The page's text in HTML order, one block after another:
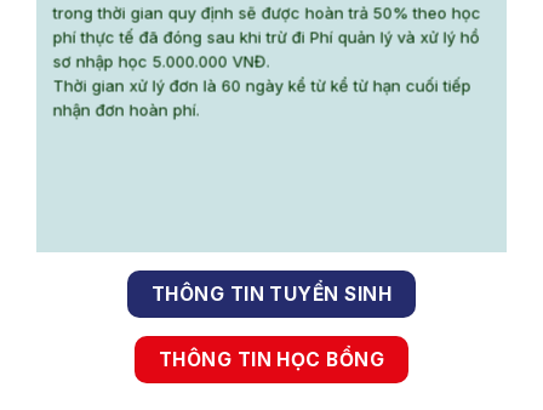
trong thời gian quy định sẽ được hoàn trả 50% theo học
phí thực tế đã đóng sau khi trừ đi Phí quản lý và xử lý hồ
sơ nhập học 5.000.000 VNĐ.
Thời gian xử lý đơn là 60 ngày kể từ kể từ hạn cuối tiếp
nhận đơn hoàn phí.
THÔNG TIN TUYỂN SINH
THÔNG TIN HỌC BỔNG